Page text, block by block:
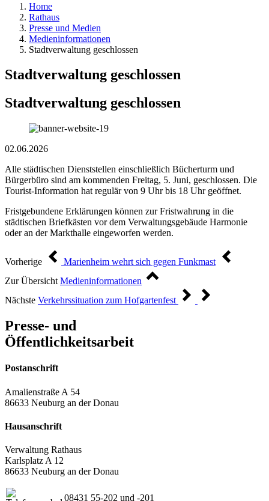
Home
Rathaus
Presse und Medien
Medieninformationen
Stadtverwaltung geschlossen
Stadtverwaltung geschlossen
Stadtverwaltung geschlossen
02.06.2026
Alle städtischen Dienststellen einschließlich Bücherturm und
Bürgerbüro sind am kommenden Freitag, 5. Juni, geschlossen. Die
Tourist-Information hat regulär von 9 Uhr bis 18 Uhr geöffnet.
Fristgebundene Erklärungen können zur Fristwahrung in die
städtischen Briefkästen vor dem Verwaltungsgebäude Harmonie
oder an der Markthalle eingeworfen werden.
Vorherige
Marienheim wehrt sich gegen Funkmast
Zur Übersicht Medieninformationen
Nächste Verkehrssituation zum Hofgartenfest
Presse- und
Öffentlichkeitsarbeit
Postanschrift
Amalienstraße A 54
86633 Neuburg an der Donau
Hausanschrift
Verwaltung Rathaus
Karlsplatz A 12
86633 Neuburg an der Donau
08431 55-202 und -201